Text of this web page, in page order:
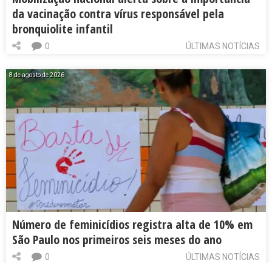
da vacinação contra vírus responsável pela
bronquiolite infantil
ÚLTIMAS NOTÍCIAS
0
8 de agosto de 2026
Número de feminicídios registra alta de 10% em
São Paulo nos primeiros seis meses do ano
ÚLTIMAS NOTÍCIAS
0